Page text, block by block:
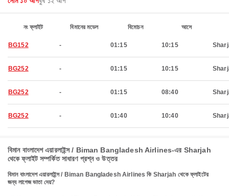
নং ফ্লাইট বিমানের মডেল বিমোচন আসে
BG152 - 01:15 10:15
BG252 - 01:15 10:15
BG252 - 01:15 08:40
BG252 - 01:40 10:40
বিমান বাংলাদেশ এয়ারলাইন্স / Biman Bangladesh Airlines-এর Sharjah
থেকে ফ্লাইট সম্পর্কিত সাধারণ প্রশ্ন ও উত্তর
বিমান বাংলাদেশ এয়ারলাইন্স / Biman Bangladesh Airlines কি Sharjah থেকে ফ্লাইটের
জন্য লাগেজ ভাতা দেয়?